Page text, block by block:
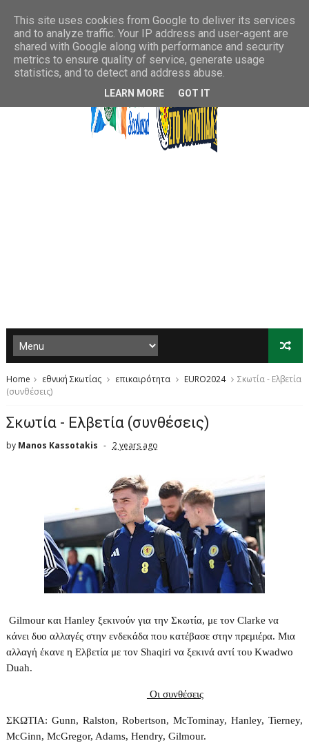
Home εθνική Σκωτίας επικαιρότητα EURO2024
Σκωτία - Ελβετία
(συνθέσεις)
Σκωτία - Ελβετία (συνθέσεις)
by Manos Kassotakis 2 years ago
Gilmour και Hanley ξεκινούν για την Σκωτία, με τον Clarke να
κάνει δυο αλλαγές στην ενδεκάδα που κατέβασε στην πρεμιέρα. Μια
αλλαγή έκανε η Ελβετία με τον Shaqiri να ξεκινά αντί του Kwadwo
Duah.
Οι συνθέσεις
ΣΚΩΤΙΑ: Gunn, Ralston, Robertson, McTominay, Hanley, Tierney,
McGinn, McGregor, Adams, Hendry, Gilmour.
This site uses cookies from Google to deliver its services
and to analyze traffic. Your IP address and user-agent are
shared with Google along with performance and security
metrics to ensure quality of service, generate usage
statistics, and to detect and address abuse.
LEARN MORE GOT IT